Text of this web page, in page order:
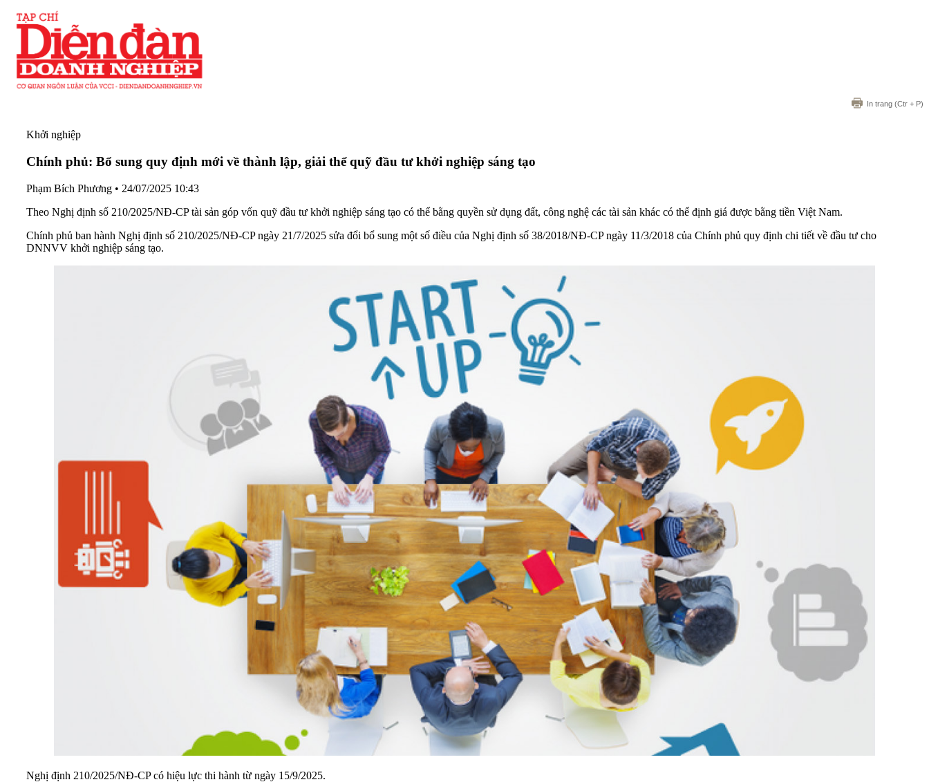
In trang (Ctr + P)
Khởi nghiệp
Chính phủ: Bổ sung quy định mới về thành lập, giải thể quỹ đầu tư khởi nghiệp sáng tạo
Phạm Bích Phương • 24/07/2025 10:43
Theo Nghị định số 210/2025/NĐ-CP tài sản góp vốn quỹ đầu tư khởi nghiệp sáng tạo có thể bằng quyền sử dụng đất, công nghệ các tài sản khác có thể định giá được bằng tiền Việt Nam.
Chính phủ ban hành Nghị định số 210/2025/NĐ-CP ngày 21/7/2025 sửa đổi bổ sung một số điều của Nghị định số 38/2018/NĐ-CP ngày 11/3/2018 của Chính phủ quy định chi tiết về đầu tư cho
DNNVV khởi nghiệp sáng tạo.
Nghị định 210/2025/NĐ-CP có hiệu lực thi hành từ ngày 15/9/2025.